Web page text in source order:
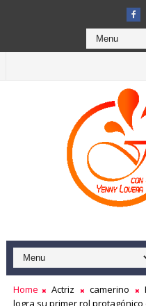
Home Actriz camerino
logra su primer rol